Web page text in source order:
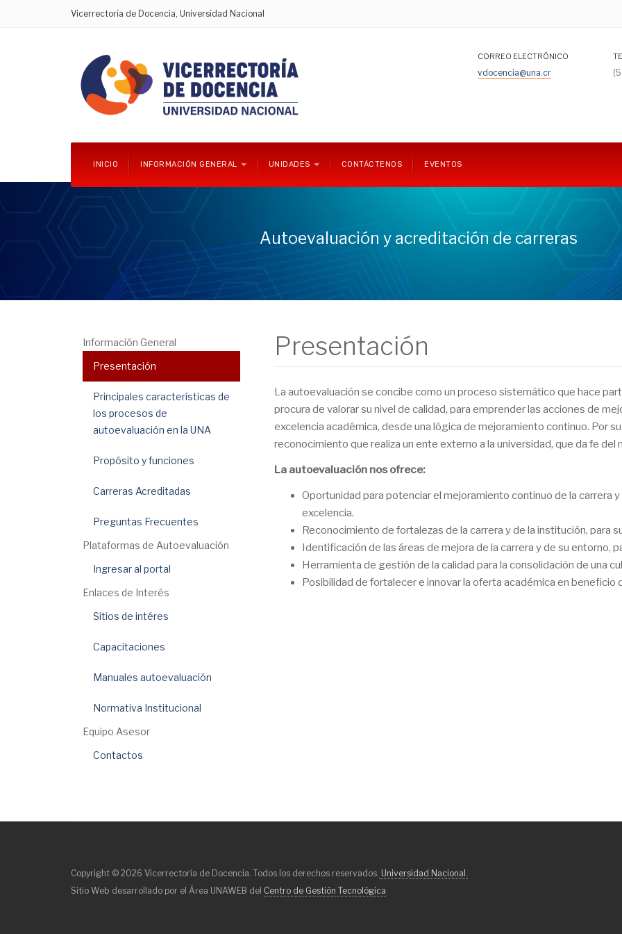
Vicerrectoría de Docencia, Universidad Nacional
CORREO ELECTRÓNICO
vdocencia@una.cr
INICIO INFORMACIÓN GENERAL UNIDADES CONTÁCTENOS EVENTOS
Autoevaluación y acreditación de carreras
Presentación
La autoevaluación se concibe como un proceso sistemático que hace
procura de valorar su nivel de calidad, para emprender las acciones de
excelencia académica, desde una lógica de mejoramiento continuo. Por
reconocimiento que realiza un ente externo a la universidad, que da fe del
La autoevaluación nos ofrece:
Oportunidad para potenciar el mejoramiento continuo de la carrera y
excelencia.
Reconocimiento de fortalezas de la carrera y de la institución, para
Identificación de las áreas de mejora de la carrera y de su entorno,
Herramienta de gestión de la calidad para la consolidación de una
Posibilidad de fortalecer e innovar la oferta académica en beneficio
Información General
Presentación
Principales características de
los procesos de
autoevaluación en la UNA
Propósito y funciones
Carreras Acreditadas
Preguntas Frecuentes
Plataformas de Autoevaluación
Ingresar al portal
Enlaces de Interés
Sitios de intéres
Capacitaciones
Manuales autoevaluación
Normativa Institucional
Equipo Asesor
Contactos
Copyright © 2026 Vicerrectoría de Docencia. Todos los derechos reservados. Universidad Nacional.
Sitio Web desarrollado por el Área UNAWEB del Centro de Gestión Tecnológica